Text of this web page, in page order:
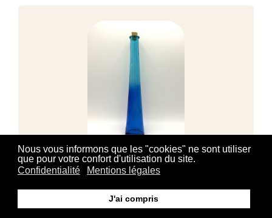
Nous vous informons que les "cookies" ne sont utiliser
que pour votre confort d'utilisation du site.
Confidentialité
Mentions légales
J'ai compris
BOUTEILLE RENANA OVALE BLEU 200 ML